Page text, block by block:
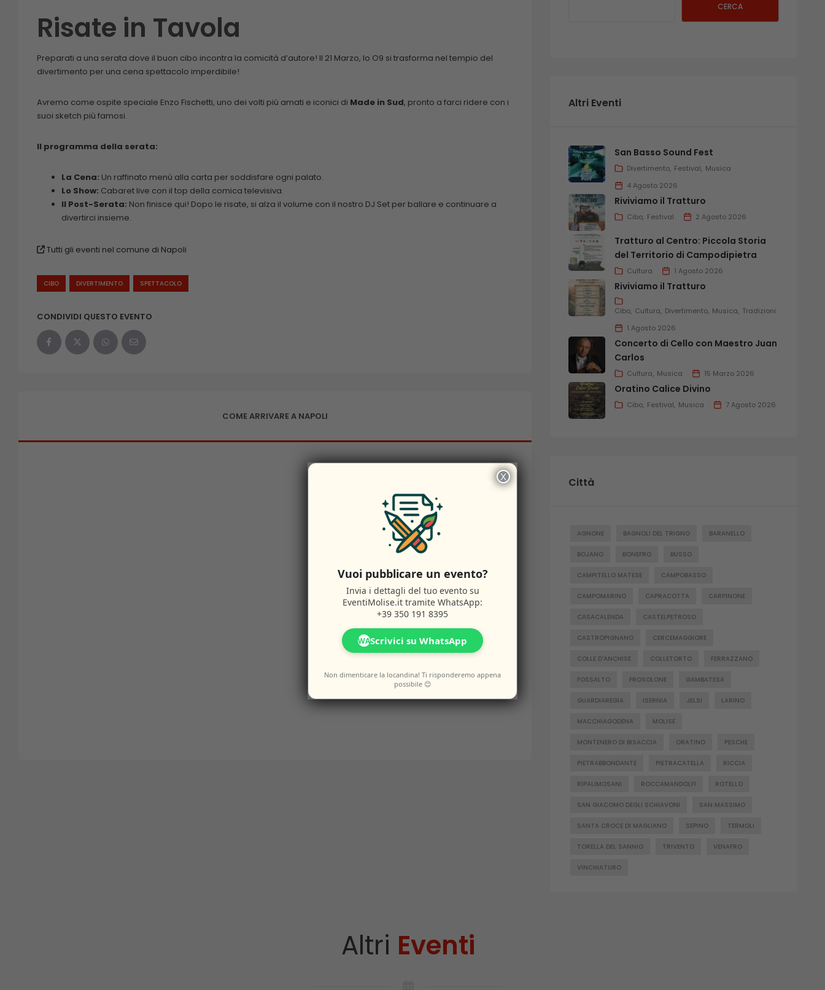
Risate in Tavola
Preparati a una serata dove il buon cibo incontra la comicità d’autore! Il 21 Marzo, lo O9 si trasforma nel tempio del
divertimento per una cena spettacolo imperdibile!
Avremo come ospite speciale Enzo Fischetti, uno dei volti più amati e iconici di Made in Sud, pronto a farci ridere con i
suoi sketch più famosi.
Il programma della serata:
La Cena: Un raffinato menù alla carta per soddisfare ogni palato.
Lo Show: Cabaret live con il top della comica televisiva.
Il Post-Serata: Non finisce qui! Dopo le risate, si alza il volume con il nostro DJ Set per ballare e continuare a
divertirci insieme.
Tutti gli eventi nel comune di Napoli
CIBO DIVERTIMENTO SPETTACOLO
CONDIVIDI QUESTO EVENTO
COME ARRIVARE A NAPOLI
CERCA
Altri Eventi
San Basso Sound Fest
Divertimento Festival Musica
4 Agosto 2026
Riviviamo il Tratturo
Cibo Festival 2 Agosto 2026
Tratturo al Centro: Piccola Storia
del Territorio di Campodipietra
Cultura 1 Agosto 2026
Riviviamo il Tratturo
Cibo Cultura Divertimento Musica Tradizioni
1 Agosto 2026
Concerto di Cello con Maestro Juan
Carlos
Cultura Musica 15 Marzo 2026
Oratino Calice Divino
Cibo Festival Musica 7 Agosto 2026
Città
AGNONE BAGNOLI DEL TRIGNO BARANELLO
BOJANO BONEFRO BUSSO
CAMPITELLO MATESE CAMPOBASSO
CAMPOMARINO CAPRACOTTA CARPINONE
CASACALENDA CASTELPETROSO
CASTROPIGNANO CERCEMAGGIORE
COLLE D'ANCHISE COLLETORTO FERRAZZANO
FOSSALTO FROSOLONE GAMBATESA
GUARDIAREGIA ISERNIA JELSI LARINO
MACCHIAGODENA MOLISE
MONTENERO DI BISACCIA ORATINO PESCHE
PIETRABBONDANTE PIETRACATELLA RICCIA
RIPALIMOSANI ROCCAMANDOLFI ROTELLO
SAN GIACOMO DEGLI SCHIAVONI SAN MASSIMO
SANTA CROCE DI MAGLIANO SEPINO TERMOLI
TORELLA DEL SANNIO TRIVENTO VENAFRO
VINCHIATURO
Altri Eventi
×
Vuoi pubblicare un evento?
Invia i dettagli del tuo evento su
EventiMolise.it tramite WhatsApp:
+39 350 191 8395
WAScrivici su WhatsApp
Non dimenticare la locandina! Ti risponderemo appena
possibile 😊
X